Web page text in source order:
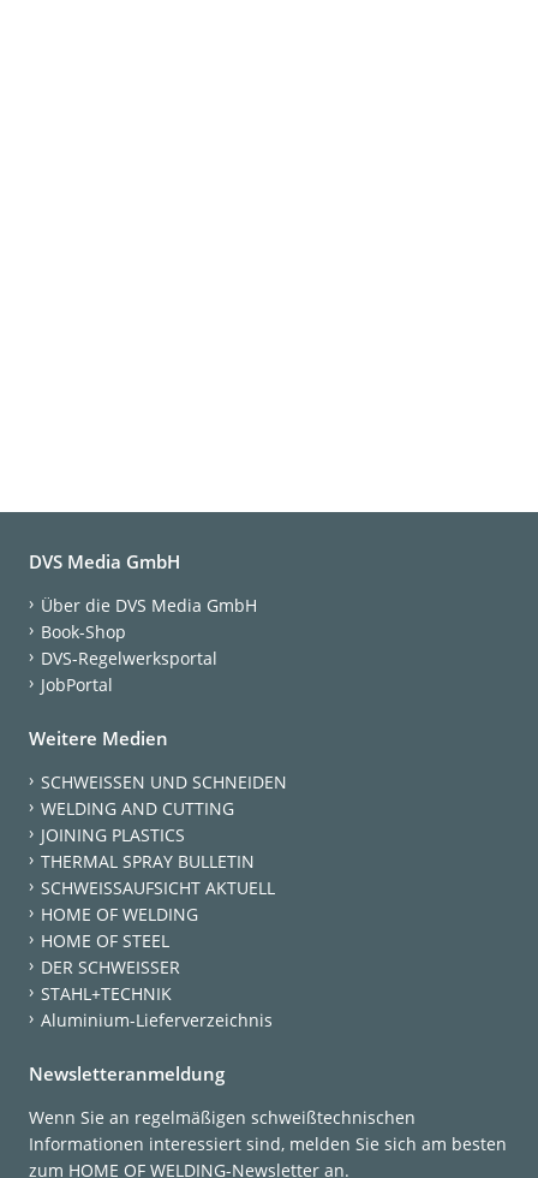
DVS Media GmbH
Über die DVS Media GmbH
Book-Shop
DVS-Regelwerksportal
JobPortal
Weitere Medien
SCHWEISSEN UND SCHNEIDEN
WELDING AND CUTTING
JOINING PLASTICS
THERMAL SPRAY BULLETIN
SCHWEISSAUFSICHT AKTUELL
HOME OF WELDING
HOME OF STEEL
DER SCHWEISSER
STAHL+TECHNIK
Aluminium-Lieferverzeichnis
Newsletteranmeldung
Wenn Sie an regelmäßigen schweißtechnischen
Informationen interessiert sind, melden Sie sich am besten
zum HOME OF WELDING-Newsletter an.